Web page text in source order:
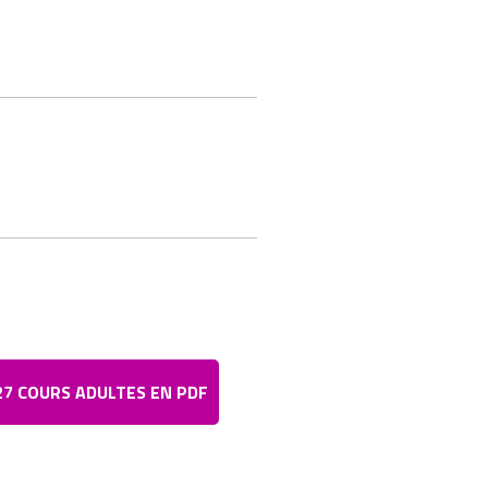
COURS ADULTES EN PDF